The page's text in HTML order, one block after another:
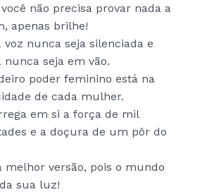
não precisa provar nada a
apenas brilhe!
voz nunca seja silenciada e
seja em vão.
poder feminino está na
de cada mulher.
em si a força de mil
e a doçura de um pôr do
melhor versão, pois o mundo
sua luz!